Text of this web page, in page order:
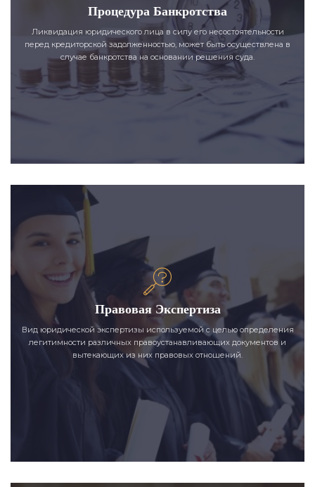
Процедура Банкротства
Ликвидация юридического лица в силу его несостоятельности
перед кредиторской задолженностью, может быть осуществлена в
случае банкротства на основании решения суда.
Правовая Экспертиза
Вид юридической экспертизы используемой с целью определения
легитимности различных правоустанавливающих документов и
вытекающих из них правовых отношений.